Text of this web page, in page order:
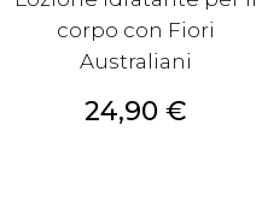
corpo con Fiori
Australiani
Prezzo
24,90 €